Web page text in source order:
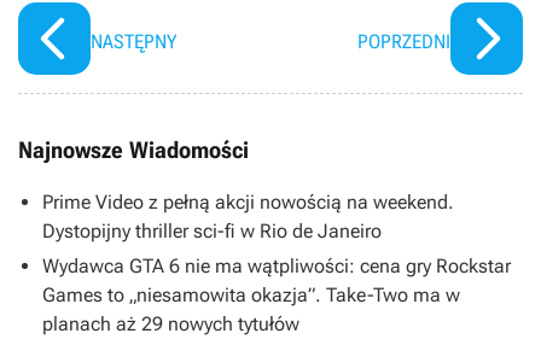
NASTĘPNY POPRZEDNI
Najnowsze Wiadomości
Prime Video z pełną akcji nowością na weekend.
Dystopijny thriller sci-fi w Rio de Janeiro
Wydawca GTA 6 nie ma wątpliwości: cena gry Rockstar
Games to „niesamowita okazja”. Take-Two ma w
planach aż 29 nowych tytułów